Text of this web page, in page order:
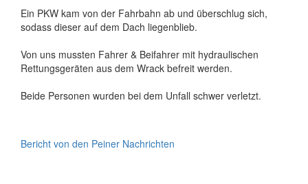
Ein PKW kam von der Fahrbahn ab und überschlug sich,
sodass dieser auf dem Dach liegenblieb.
Von uns mussten Fahrer & Beifahrer mit hydraulischen
Rettungsgeräten aus dem Wrack befreit werden.
Beide Personen wurden bei dem Unfall schwer verletzt.
Bericht von den Peiner Nachrichten